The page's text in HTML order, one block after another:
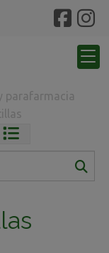
parafarmacia